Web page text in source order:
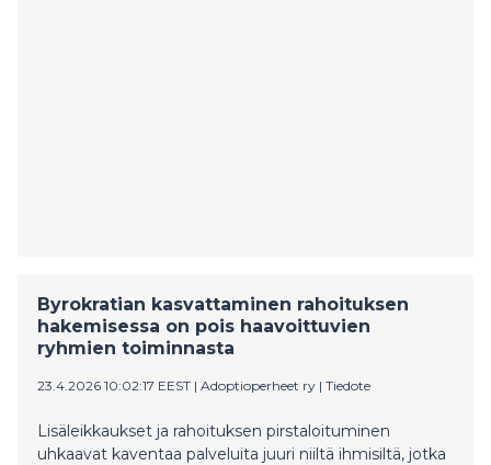
Byrokratian kasvattaminen rahoituksen
hakemisessa on pois haavoittuvien
ryhmien toiminnasta
23.4.2026 10:02:17 EEST | Adoptioperheet ry | Tiedote
Lisäleikkaukset ja rahoituksen pirstaloituminen
uhkaavat kaventaa palveluita juuri niiltä ihmisiltä, jotka